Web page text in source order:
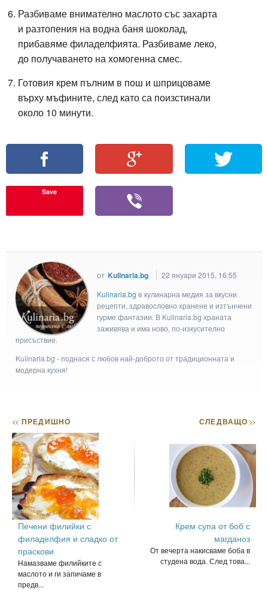
Разбиваме внимателно маслото със захарта
и разтопения на водна баня шоколад,
прибавяме филаделфията. Разбиваме леко,
до получаването на хомогенна смес.
Готовия крем пълним в пош и шприцоваме
върху мъфините, след като са поизстинали
около 10 минути.
Save
от Kulinaria.bg
22 януари 2015, 16:55
Kulinaria.bg e кулинарна медия за вкусни
рецепти, здравословно хранене и изтънчени
гурме фантазии. В Kulinaria.bg храната
заживява и има ново, по-изкусително
присъствие.
Kulinaria.bg - поднася с любов най-доброто от традиционната и
модерна кухня!
<< ПРЕДИШНО
Печени филийки с
филаделфия и сладко от
праскови
Намазваме филийките с
маслото и ги запичаме в
предв...
СЛЕДВАЩО>>
Крем супа от боб с
магданоз
От вечерта накисваме боба в
студена вода. След това...